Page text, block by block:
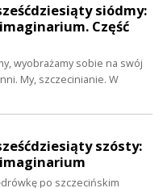
siódmy:
Część
wyobrażamy sobie na swój
My, szczecinianie. W
szósty:
po szczecińskim